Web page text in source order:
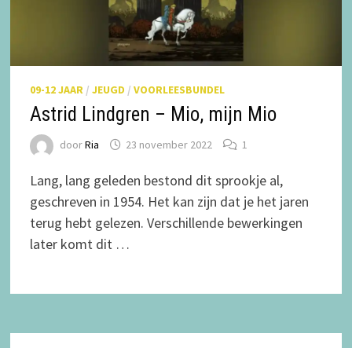
09-12 JAAR/ JEUGD / VOORLEESBUNDEL
Astrid Lindgren – Mio, mijn Mio
doorRia 23 november 2022 1
Lang, lang geleden bestond dit sprookje al,
geschreven in 1954. Het kan zijn dat je het jaren
terug hebt gelezen. Verschillende bewerkingen
later komt dit …